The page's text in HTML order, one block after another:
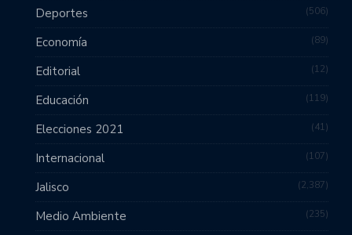
Deportes 506
Economía 89
Editorial 12
Educación 119
Elecciones 2021 41
Internacional 107
Jalisco 2,387
Medio Ambiente 235